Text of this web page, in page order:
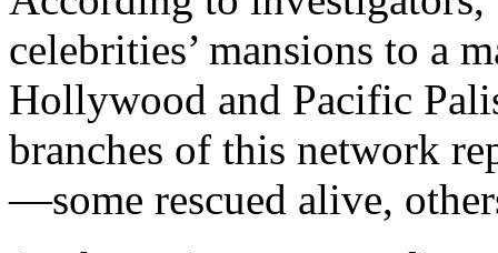
celebrities’ mansions to a
Hollywood and Pacific
branches of this network
—some rescued alive,